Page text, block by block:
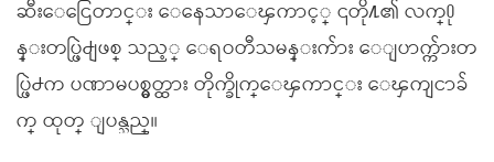
ဆီးေငြေတာင္း ေနေသာေၾကာင့္ ၎တို႔၏ လက္႐ု
န္းတပ္ဖြဲ႕ျဖစ္ သည့္ ေရဝတီသမန္းက်ား ေျပာက္က်ားတ
ပ္ဖြဲ႕က ပဏာမပစ္မွတ္ထား တိုက္ခိုက္ေၾကာင္း ေၾကျငာခ်
က္ ထုတ္ ျပန္သည္။